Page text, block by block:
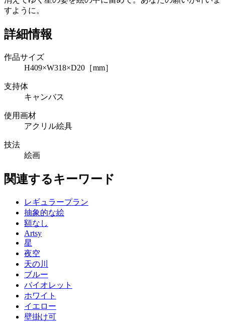
すように。
詳細情報
作品サイズ
H409×W318×D20［mm］
支持体
キャンバス
使用画材
アクリル絵具
技法
絵画
関連するキーワード
レギュラープラン
抽象的な絵
額なし
Artsy
星
夜空
天の川
ブルー
バイオレット
ホワイト
イエロー
壁掛け可